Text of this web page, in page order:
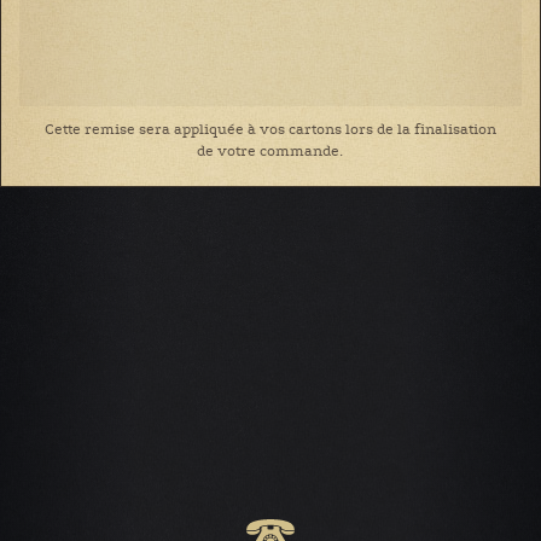
Cette remise sera appliquée à vos cartons lors de la finalisation
de votre commande.